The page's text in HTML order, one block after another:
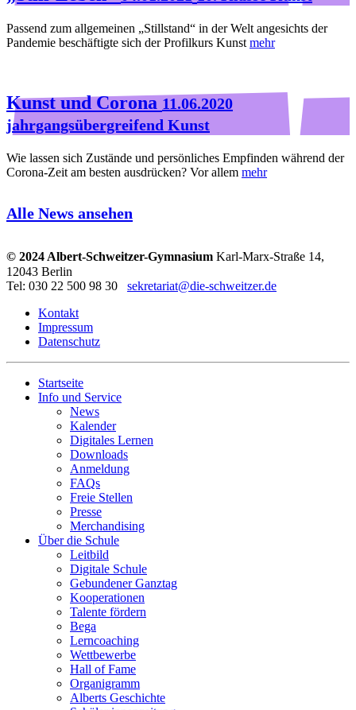
Passend zum allgemeinen „Stillstand“ in der Welt angesichts der
Pandemie beschäftigte sich der Profilkurs Kunst mehr
Kunst und Corona 11.06.2020
jahrgangsübergreifend Kunst
Wie lassen sich Zustände und persönliches Empfinden während der
Corona-Zeit am besten ausdrücken? Vor allem mehr
Alle News ansehen
© 2024 Albert-Schweitzer-Gymnasium Karl-Marx-Straße 14,
12043 Berlin
Tel: 030 22 500 98 30 sekretariat@die-schweitzer.de
Kontakt
Impressum
Datenschutz
Startseite
Info und Service
News
Kalender
Digitales Lernen
Downloads
Anmeldung
FAQs
Freie Stellen
Presse
Merchandising
Über die Schule
Leitbild
Digitale Schule
Gebundener Ganztag
Kooperationen
Talente fördern
Bega
Lerncoaching
Wettbewerbe
Hall of Fame
Organigramm
Alberts Geschichte